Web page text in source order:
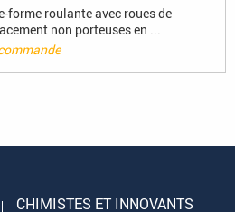
forme roulante avec roues de
non porteuses en ...
CHIMISTES ET INNOVANTS